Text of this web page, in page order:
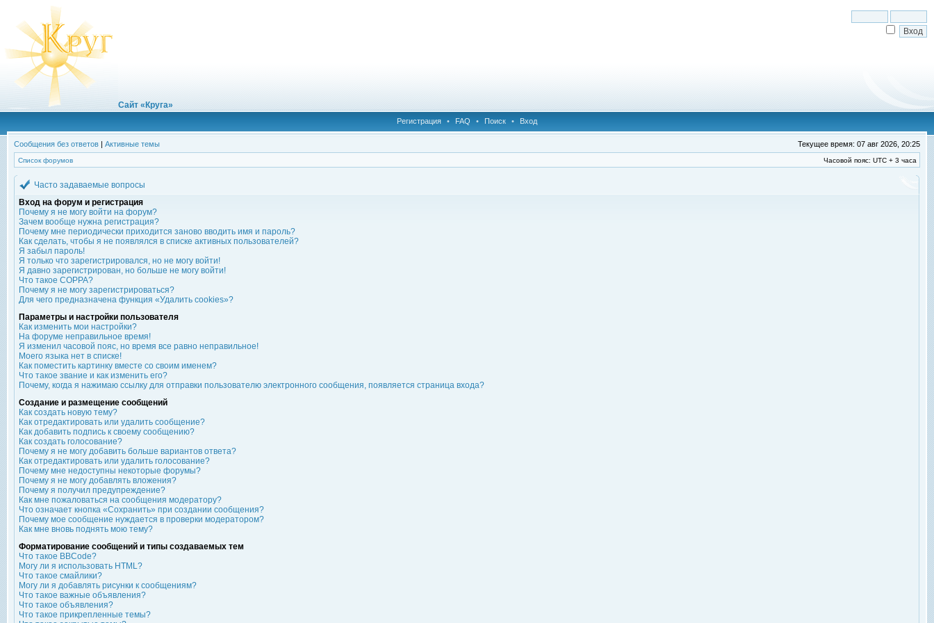
Сайт «Круга»
Регистрация • FAQ • Поиск • Вход
Сообщения без ответов | Активные темы Текущее время: 07 авг 2026, 20:25
Список форумов Часовой пояс: UTC + 3 часа
Часто задаваемые вопросы
Вход на форум и регистрация
Почему я не могу войти на форум?
Зачем вообще нужна регистрация?
Почему мне периодически приходится заново вводить имя и пароль?
Как сделать, чтобы я не появлялся в списке активных пользователей?
Я забыл пароль!
Я только что зарегистрировался, но не могу войти!
Я давно зарегистрирован, но больше не могу войти!
Что такое COPPA?
Почему я не могу зарегистрироваться?
Для чего предназначена функция «Удалить cookies»?
Параметры и настройки пользователя
Как изменить мои настройки?
На форуме неправильное время!
Я изменил часовой пояс, но время все равно неправильное!
Моего языка нет в списке!
Как поместить картинку вместе со своим именем?
Что такое звание и как изменить его?
Почему, когда я нажимаю ссылку для отправки пользователю электронного сообщения, появляется страница входа?
Создание и размещение сообщений
Как создать новую тему?
Как отредактировать или удалить сообщение?
Как добавить подпись к своему сообщению?
Как создать голосование?
Почему я не могу добавить больше вариантов ответа?
Как отредактировать или удалить голосование?
Почему мне недоступны некоторые форумы?
Почему я не могу добавлять вложения?
Почему я получил предупреждение?
Как мне пожаловаться на сообщения модератору?
Что означает кнопка «Сохранить» при создании сообщения?
Почему мое сообщение нуждается в проверки модератором?
Как мне вновь поднять мою тему?
Форматирование сообщений и типы создаваемых тем
Что такое BBCode?
Могу ли я использовать HTML?
Что такое смайлики?
Могу ли я добавлять рисунки к сообщениям?
Что такое важные объявления?
Что такое объявления?
Что такое прикрепленные темы?